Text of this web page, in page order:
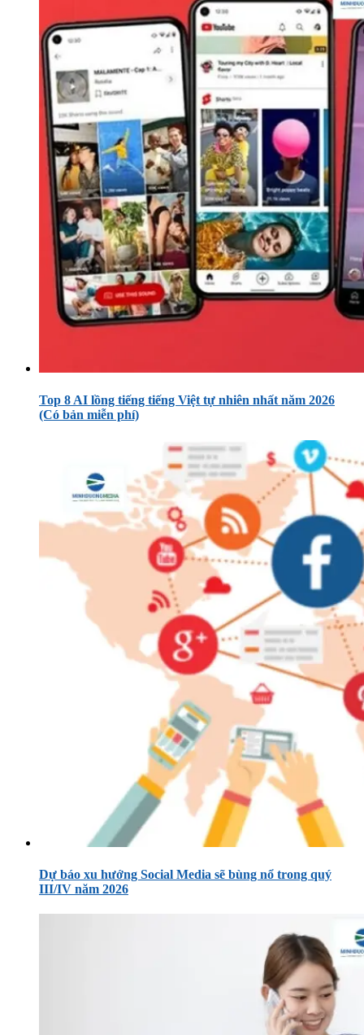
Top 8 AI lồng tiếng tiếng Việt tự nhiên nhất năm 2026
(Có bản miễn phí)
Dự báo xu hướng Social Media sẽ bùng nổ trong quý
III/IV năm 2026